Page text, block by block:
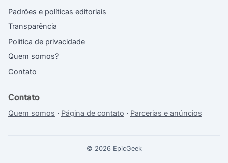
Padrões e políticas editoriais
Transparência
Política de privacidade
Quem somos?
Contato
Contato
Quem somos · Página de contato · Parcerias e anúncios
© 2026 EpicGeek